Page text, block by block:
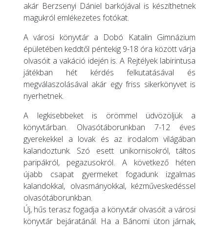
akár Berzsenyi Dániel barkójával is készíthetnek
magukról emlékezetes fotókat.
A városi könyvtár a Dobó Katalin Gimnázium
épületében keddtől péntekig 9-18 óra között várja
olvasóit a vakáció idején is. A Rejtélyek labirintusa
játékban hét kérdés felkutatásával és
megválaszolásával akár egy friss sikerkönyvet is
nyerhetnek.
A legkisebbeket is örömmel üdvözöljük a
könyvtárban. Olvasótáborunkban 7-12 éves
gyerekekkel a lovak és az irodalom világában
kalandoztunk. Szó esett unikornisokról, táltos
paripákról, pegazusokról. A következő héten
újabb csapat gyermeket fogadunk izgalmas
kalandokkal, olvasmányokkal, kézműveskedéssel
olvasótáborunkban.
Új, hűs terasz fogadja a könyvtár olvasóit a városi
könyvtár bejáratánál. Ha a Bánomi úton járnak,